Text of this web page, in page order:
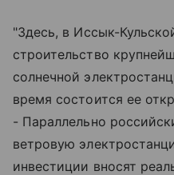
"Здесь, в Иссык-
строительство
солнечной
время состоится ее
- Параллельно
ветровую
инвестиции вносят